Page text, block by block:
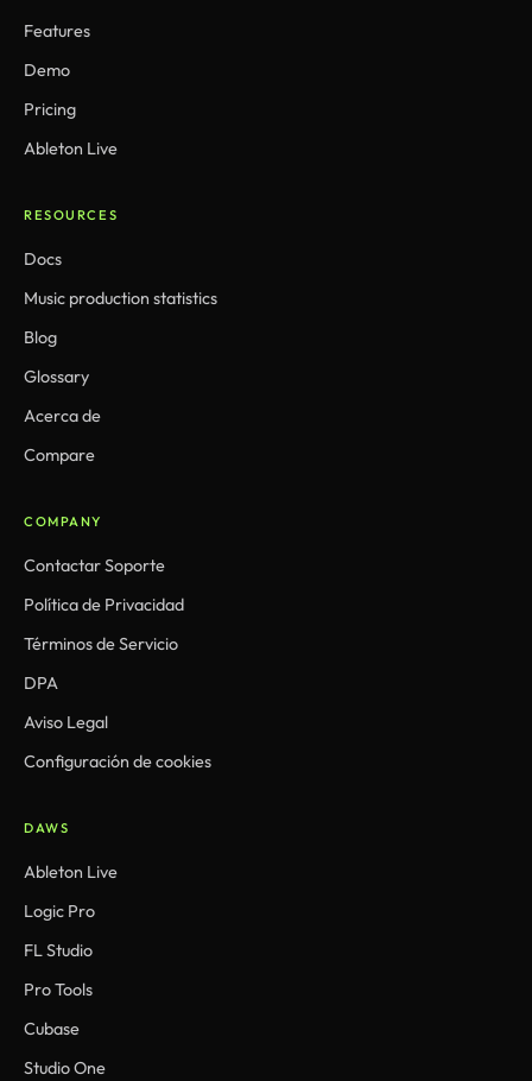
Features
Demo
Pricing
Ableton Live
RESOURCES
Docs
Music production statistics
Blog
Glossary
Acerca de
Compare
COMPANY
Contactar Soporte
Política de Privacidad
Términos de Servicio
DPA
Aviso Legal
Configuración de cookies
DAWS
Ableton Live
Logic Pro
FL Studio
Pro Tools
Cubase
Studio One